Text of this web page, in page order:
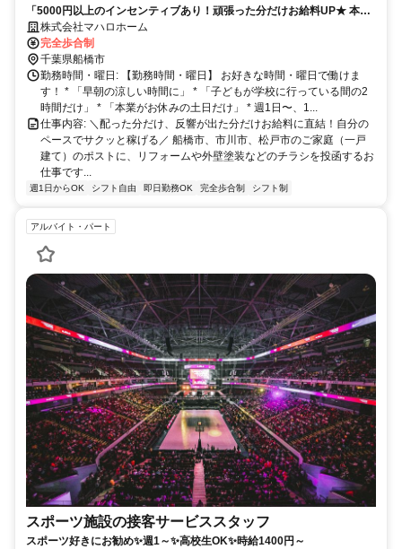
「5000円以上のインセンティブあり！頑張った分だけお給料UP★ 本業
や学ポスティングスタッフ／【完全直行直帰】散歩・ラジオを聴きなが
ら月3万円のお小遣い稼ぎ♪シフト完全自由
株式会社マハロホーム
完全歩合制
千葉県船橋市
勤務時間・曜日: 【勤務時間・曜日】 お好きな時間・曜日で働けま
す！ * 「早朝の涼しい時間に」 * 「子どもが学校に行っている間の2
時間だけ」 * 「本業がお休みの土日だけ」 * 週1日〜、1...
仕事内容: ＼配った分だけ、反響が出た分だけお給料に直結！自分の
ペースでサクッと稼げる／ 船橋市、市川市、松戸市のご家庭（一戸
建て）のポストに、リフォームや外壁塗装などのチラシを投函するお
仕事です...
週1日からOK シフト自由 即日勤務OK 完全歩合制 シフト制
アルバイト・パート
スポーツ施設の接客サービススタッフ
スポーツ好きにお勧め✨週1～✨高校生OK✨時給1400円～